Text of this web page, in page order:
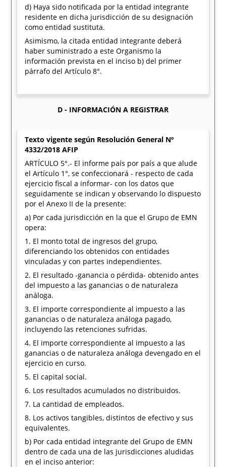
d) Haya sido notificada por la entidad integrante
residente en dicha jurisdicción de su designación
como entidad sustituta.
Asimismo, la citada entidad integrante deberá
haber suministrado a este Organismo la
información prevista en el inciso b) del primer
párrafo del Artículo 8°.
D - INFORMACIÓN A REGISTRAR
Texto vigente según Resolución General Nº
4332/2018 AFIP
ARTÍCULO 5°.- El informe país por país a que alude
el Artículo 1°, se confeccionará - respecto de cada
ejercicio fiscal a informar- con los datos que
seguidamente se indican y observando lo dispuesto
por el Anexo II de la presente:
a) Por cada jurisdicción en la que el Grupo de EMN
opera:
1. El monto total de ingresos del grupo,
diferenciando los obtenidos con entidades
vinculadas y con partes independientes.
2. El resultado -ganancia o pérdida- obtenido antes
del impuesto a las ganancias o de naturaleza
análoga.
3. El importe correspondiente al impuesto a las
ganancias o de naturaleza análoga pagado,
incluyendo las retenciones sufridas.
4. El importe correspondiente al impuesto a las
ganancias o de naturaleza análoga devengado en el
ejercicio en curso.
5. El capital social.
6. Los resultados acumulados no distribuidos.
7. La cantidad de empleados.
8. Los activos tangibles, distintos de efectivo y sus
equivalentes.
b) Por cada entidad integrante del Grupo de EMN
dentro de cada una de las jurisdicciones aludidas
en el inciso anterior: